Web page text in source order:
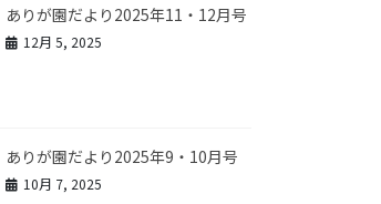
ありが園だより2025年11・12月号
12月 5, 2025
ありが園だより2025年9・10月号
10月 7, 2025